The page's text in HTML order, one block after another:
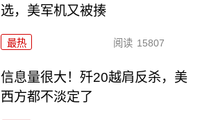
选，美军机又被揍
最热 阅读 15807
信息量很大！歼20越肩反杀，美
西方都不淡定了